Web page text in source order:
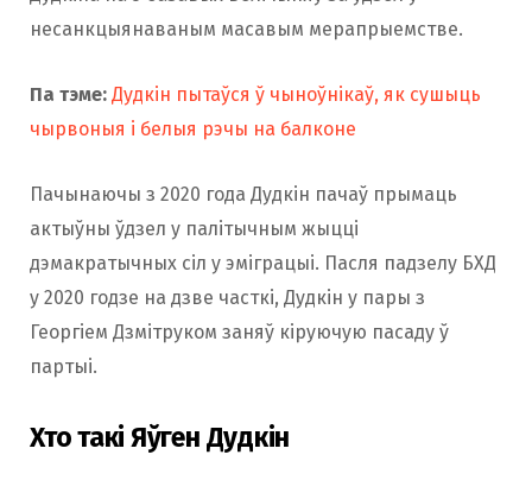
несанкцыянаваным масавым мерапрыемстве.
Па тэме: Дудкін пытаўся ў чыноўнікаў, як сушыць
чырвоныя і белыя рэчы на балконе
Пачынаючы з 2020 года Дудкін пачаў прымаць
актыўны ўдзел у палітычным жыцці
дэмакратычных сіл у эміграцыі. Пасля падзелу БХД
у 2020 годзе на дзве часткі, Дудкін у пары з
Георгіем Дзмітруком заняў кіруючую пасаду ў
партыі.
Хто такі Яўген Дудкін